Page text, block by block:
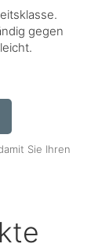
gegen
Sie Ihren